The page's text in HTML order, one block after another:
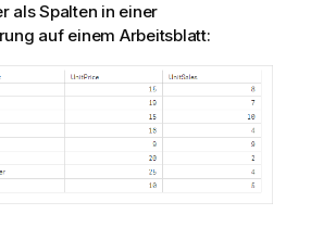
als Spalten in einer
auf einem Arbeitsblatt: